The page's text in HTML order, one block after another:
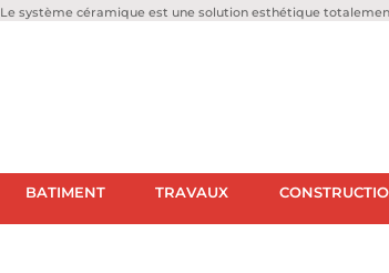
Le système céramique est une solution esthétique
BATIMENT TRAVAUX